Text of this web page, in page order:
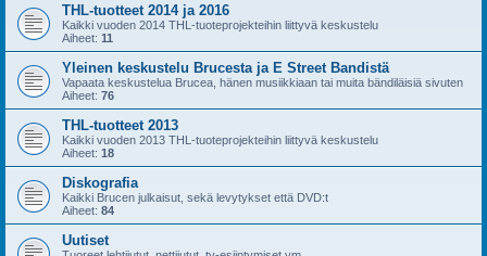
THL-tuotteet 2014 ja 2016
Kaikki vuoden 2014 THL-tuoteprojekteihin liittyvä keskustelu
Aiheet: 11
Yleinen keskustelu Brucesta ja E Street Bandistä
Vapaata keskustelua Brucea, hänen musiikkiaan tai muita bändiläisiä sivuten
Aiheet: 76
THL-tuotteet 2013
Kaikki vuoden 2013 THL-tuoteprojekteihin liittyvä keskustelu
Aiheet: 18
Diskografia
Kaikki Brucen julkaisut, sekä levytykset että DVD:t
Aiheet: 84
Uutiset